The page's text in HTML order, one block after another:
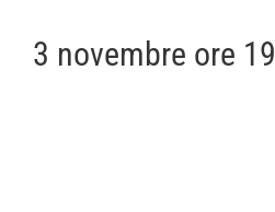
3 novembre ore 19